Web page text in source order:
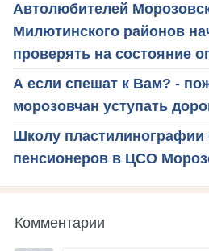
Автолюбителей
Милютинского районов
проверять на состояние
А если спешат к Вам? -
морозовчан уступать
Школу пластилинографии
пенсионеров в ЦСО
Комментарии